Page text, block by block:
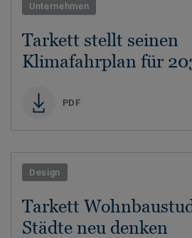
Unternehmen
Tarkett stellt seinen
Klimafahrplan für
PDF
Design
Tarkett
Städte neu denken